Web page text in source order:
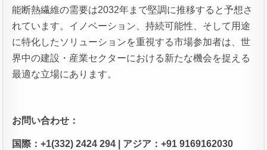
能断熱繊維の需要は2032年まで堅調に推移すると予想さ
れています。イノベーション、持続可能性、そして用途
に特化したソリューションを重視する市場参加者は、世
界中の建設・産業セクターにおける新たな機会を捉える
最適な立場にあります。
お問い合わせ：
国際：+1(332) 2424 294 | アジア：+91 9169162030